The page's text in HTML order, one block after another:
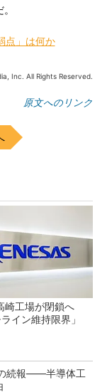
点」は何か
Inc. All Rights Reserved.
原文へのリンク
崎工場が閉鎖へ
イン維持限界」
続報――半導体工